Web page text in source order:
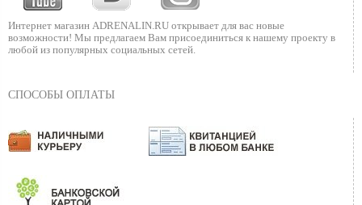
Интернет магазин ADRENALIN.RU открывает для вас новые
возможности! Мы предлагаем Вам присоединиться к нашему проекту в
любой из популярных социальных сетей.
СПОСОБЫ ОПЛАТЫ